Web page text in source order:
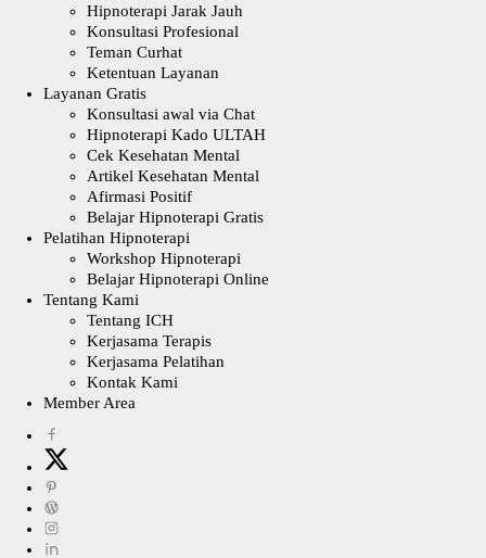
Hipnoterapi Jarak Jauh
Konsultasi Profesional
Teman Curhat
Ketentuan Layanan
Layanan Gratis
Konsultasi awal via Chat
Hipnoterapi Kado ULTAH
Cek Kesehatan Mental
Artikel Kesehatan Mental
Afirmasi Positif
Belajar Hipnoterapi Gratis
Pelatihan Hipnoterapi
Workshop Hipnoterapi
Belajar Hipnoterapi Online
Tentang Kami
Tentang ICH
Kerjasama Terapis
Kerjasama Pelatihan
Kontak Kami
Member Area